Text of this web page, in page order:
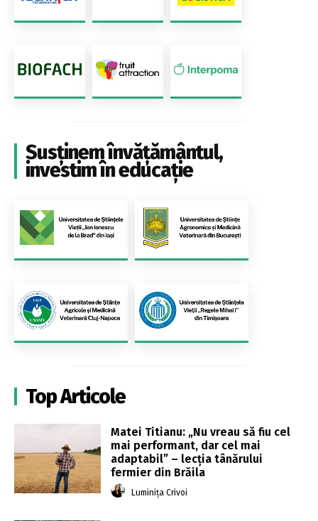
Susținem învățământul,
investim în educație
Top Articole
Matei Titianu: „Nu vreau să fiu cel
mai performant, dar cel mai
adaptabil” – lecția tânărului
fermier din Brăila
Luminița Crivoi